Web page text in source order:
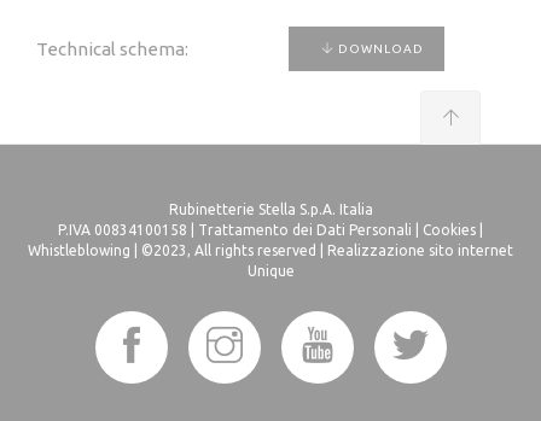
Technical schema: DOWNLOAD
Rubinetterie Stella S.p.A. Italia
P.IVA 00834100158 | Trattamento dei Dati Personali Cookies
Whistleblowing | ©2023, All rights reserved | Realizzazione sito internet
Unique